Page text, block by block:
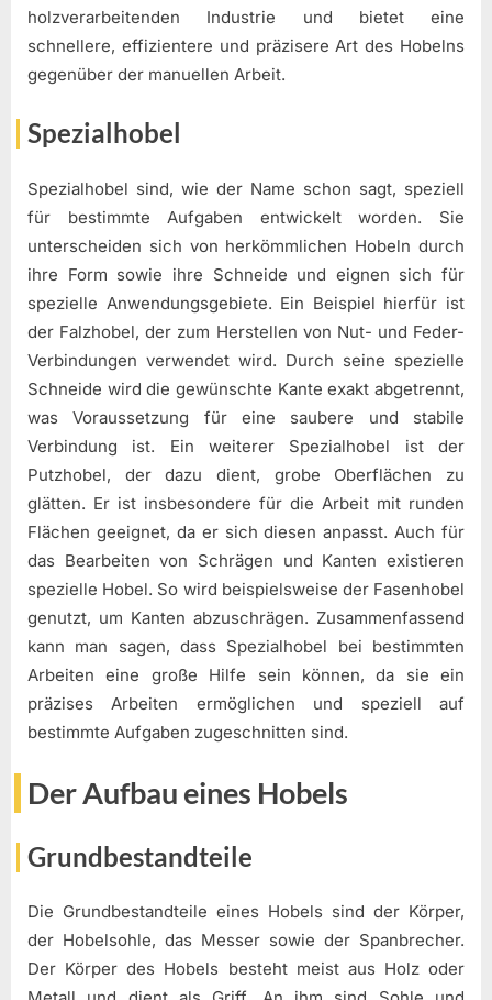
holzverarbeitenden Industrie und bietet eine
schnellere, effizientere und präzisere Art des Hobelns
gegenüber der manuellen Arbeit.
Spezialhobel
Spezialhobel sind, wie der Name schon sagt, speziell
für bestimmte Aufgaben entwickelt worden. Sie
unterscheiden sich von herkömmlichen Hobeln durch
ihre Form sowie ihre Schneide und eignen sich für
spezielle Anwendungsgebiete. Ein Beispiel hierfür ist
der Falzhobel, der zum Herstellen von Nut- und Feder-
Verbindungen verwendet wird. Durch seine spezielle
Schneide wird die gewünschte Kante exakt abgetrennt,
was Voraussetzung für eine saubere und stabile
Verbindung ist. Ein weiterer Spezialhobel ist der
Putzhobel, der dazu dient, grobe Oberflächen zu
glätten. Er ist insbesondere für die Arbeit mit runden
Flächen geeignet, da er sich diesen anpasst. Auch für
das Bearbeiten von Schrägen und Kanten existieren
spezielle Hobel. So wird beispielsweise der Fasenhobel
genutzt, um Kanten abzuschrägen. Zusammenfassend
kann man sagen, dass Spezialhobel bei bestimmten
Arbeiten eine große Hilfe sein können, da sie ein
präzises Arbeiten ermöglichen und speziell auf
bestimmte Aufgaben zugeschnitten sind.
Der Aufbau eines Hobels
Grundbestandteile
Die Grundbestandteile eines Hobels sind der Körper,
der Hobelsohle, das Messer sowie der Spanbrecher.
Der Körper des Hobels besteht meist aus Holz oder